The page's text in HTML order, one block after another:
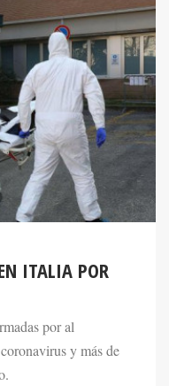
ITALIA POR
por al
y más de